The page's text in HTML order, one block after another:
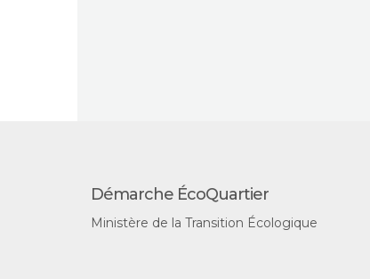
Démarche ÉcoQuartier
Ministère de la Transition Écologique